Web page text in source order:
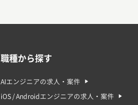
職種から探す
AIエンジニアの求人・案件
iOS / Androidエンジニアの求人・案件